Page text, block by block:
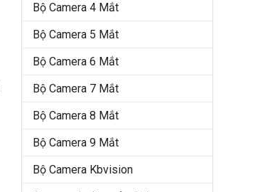
Bộ Camera 4 Mắt
Bộ Camera 5 Mắt
Bộ Camera 6 Mắt
Bộ Camera 7 Mắt
Bộ Camera 8 Mắt
Bộ Camera 9 Mắt
Bộ Camera Kbvision